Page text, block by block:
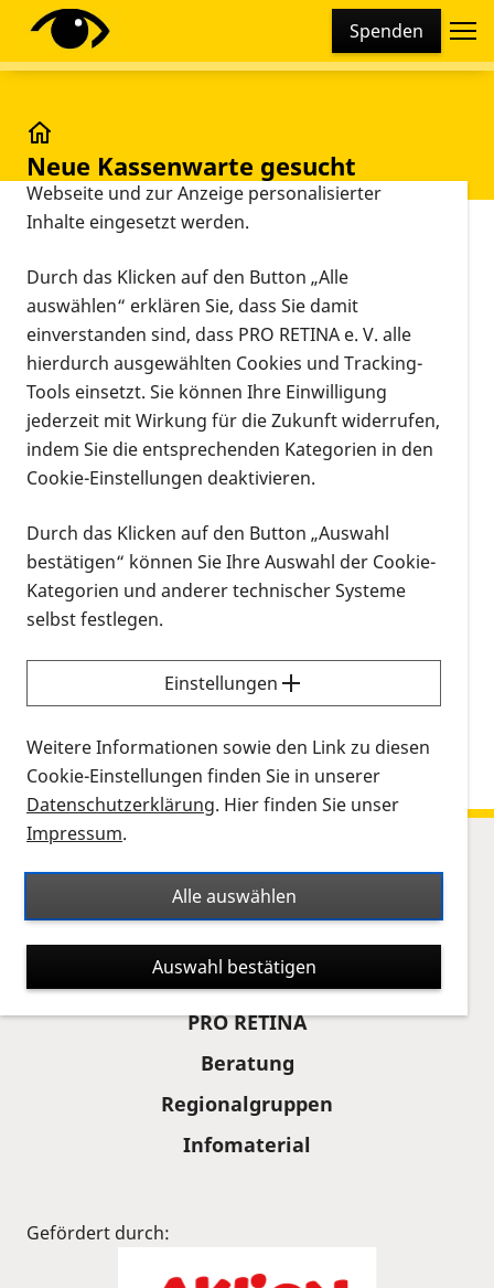
Spenden
Neue Kassenwarte gesucht
Die Regionalgruppe Thüringen wird zur Zeit bis zur
Neuwahl (geplant Sommer 2022) durch ein Team
kommissarisch Geleitet. In dem Zusammenhang
suchen wir noch Kandidaten als Kassenwart. Wer
sich aus dem Thüringer Raum berufen fühlt, den
Posten zu Besetzten wende sich an die
Regionalgruppenleitung. Danke! Wir sind trotz allem
nicht untätig. Wir veranstalten regelmäßig im
virtuell zu Treffen. Diese sind immer gut durch
unsere Mitglieder und Gäste gut besucht. Sobald es
die Corona Bestimmung in Thüringen wieder
zulassen werden wir uns auch zu Kaffee und Kuchen
rechtzeitig bekannt
Netzhauterkrankungen
Leben
Forschung
PRO RETINA
Beratung
Regionalgruppen
Infomaterial
Gefördert durch:
Diese Webseite setzt verschiedene Cookies und
Tracking-Tools ein. Dies beinhaltet Cookies und
technisch notwendig sind, die zu statistischen
Zwecken sowie zur besseren Bedienbarkeit der
Webseite und zur Anzeige personalisierter
Inhalte eingesetzt werden.
Durch das Klicken auf den Button „Alle
auswählen“ erklären Sie, dass Sie damit
einverstanden sind, dass PRO RETINA e. V. alle
hierdurch ausgewählten Cookies und Tracking-
Tools einsetzt. Sie können Ihre Einwilligung
jederzeit mit Wirkung für die Zukunft widerrufen,
indem Sie die entsprechenden Kategorien in den
Cookie-Einstellungen deaktivieren.
Durch das Klicken auf den Button „Auswahl
bestätigen“ können Sie Ihre Auswahl der Cookie-
Kategorien und anderer technischer Systeme
selbst festlegen.
Einstellungen
Weitere Informationen sowie den Link zu diesen
Cookie-Einstellungen finden Sie in unserer
Datenschutzerklärung. Hier finden Sie unser
Impressum.
Alle auswählen
Auswahl bestätigen